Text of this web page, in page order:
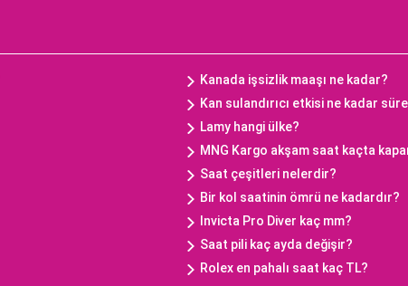
Kanada işsizlik maaşı ne kadar?
Kan sulandırıcı etkisi ne kadar
Lamy hangi ülke?
MNG Kargo akşam saat kaçta
Saat çeşitleri nelerdir?
Bir kol saatinin ömrü ne kadardır?
Invicta Pro Diver kaç mm?
Saat pili kaç ayda değişir?
Rolex en pahalı saat kaç TL?